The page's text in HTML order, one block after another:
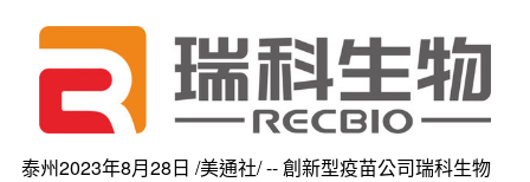
泰州2023年8月28日 /美通社/ -- 創新型疫苗公司瑞科生物